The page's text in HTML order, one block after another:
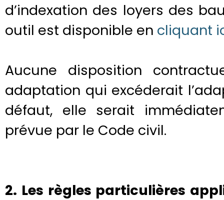
d’indexation des loyers des
outil est disponible en cliquant
Aucune disposition
adaptation qui excéderait
défaut, elle serait
prévue par le Code civil.
2. Les règles particulières